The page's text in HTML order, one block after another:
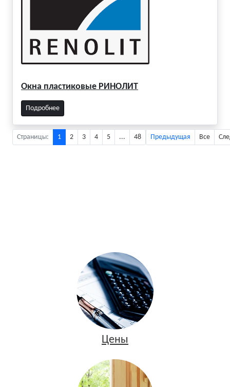
Окна пластиковые РИНОЛИТ
Подробнее
Страницы: 1 2 3 4 5 ... 48 Предыдущая Все
Цены